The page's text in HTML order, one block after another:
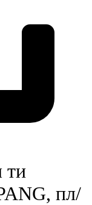
ти
пл/